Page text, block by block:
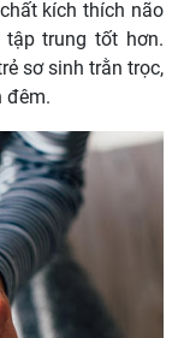
kích thích não
trung tốt hơn.
sơ sinh trằn trọc,
đêm.